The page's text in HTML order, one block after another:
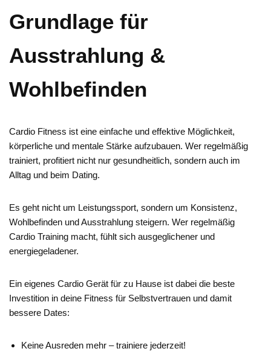
Grundlage für
Ausstrahlung &
Wohlbefinden
Cardio Fitness ist eine einfache und effektive Möglichkeit,
körperliche und mentale Stärke aufzubauen. Wer regelmäßig
trainiert, profitiert nicht nur gesundheitlich, sondern auch im
Alltag und beim Dating.
Es geht nicht um Leistungssport, sondern um Konsistenz,
Wohlbefinden und Ausstrahlung steigern. Wer regelmäßig
Cardio Training macht, fühlt sich ausgeglichener und
energiegeladener.
Ein eigenes Cardio Gerät für zu Hause ist dabei die beste
Investition in deine Fitness für Selbstvertrauen und damit
bessere Dates:
Keine Ausreden mehr – trainiere jederzeit!